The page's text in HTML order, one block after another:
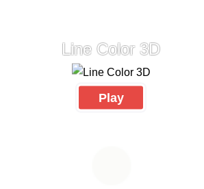
Line Color 3D
Play